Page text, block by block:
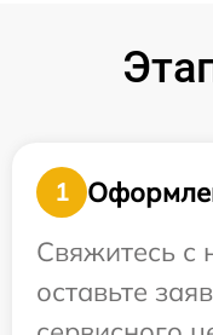
1
Свяжитесь с
оставьте